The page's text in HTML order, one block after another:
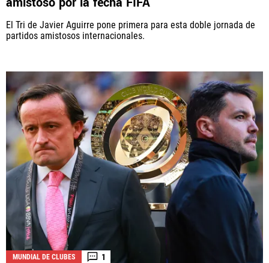
El Tri de Javier Aguirre pone primera para esta doble jornada de
partidos amistosos internacionales.
MUNDIAL DE CLUBES 1